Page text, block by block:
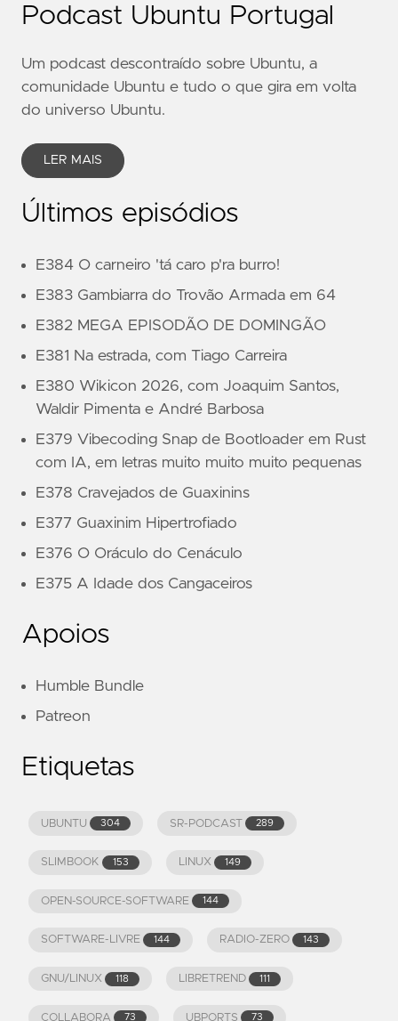
Podcast Ubuntu Portugal
Um podcast descontraído sobre Ubuntu, a
comunidade Ubuntu e tudo o que gira em volta
do universo Ubuntu.
LER MAIS
Últimos episódios
E384 O carneiro 'tá caro p'ra burro!
E383 Gambiarra do Trovão Armada em 64
E382 MEGA EPISODÃO DE DOMINGÃO
E381 Na estrada, com Tiago Carreira
E380 Wikicon 2026, com Joaquim Santos,
Waldir Pimenta e André Barbosa
E379 Vibecoding Snap de Bootloader em Rust
com IA, em letras muito muito muito pequenas
E378 Cravejados de Guaxinins
E377 Guaxinim Hipertrofiado
E376 O Oráculo do Cenáculo
E375 A Idade dos Cangaceiros
Apoios
Humble Bundle
Patreon
Etiquetas
UBUNTU 304 SR-PODCAST 289
SLIMBOOK 153 LINUX 149
OPEN-SOURCE-SOFTWARE 144
SOFTWARE-LIVRE 144 RADIO-ZERO 143
GNU/LINUX 118 LIBRETREND 111
COLLABORA 73 UBPORTS 73